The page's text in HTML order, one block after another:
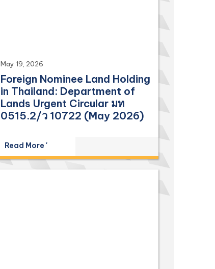
May 19, 2026
Foreign Nominee Land Holding
in Thailand: Department of
Lands Urgent Circular มท
0515.2/ว 10722 (May 2026)
Read More '